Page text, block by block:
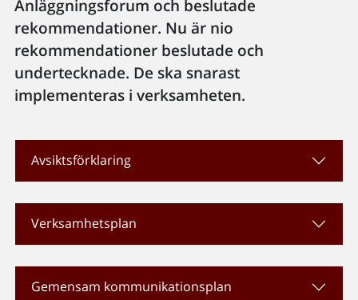
Anläggningsforum och beslutade
rekommendationer. Nu är nio
rekommendationer beslutade och
undertecknade. De ska snarast
implementeras i verksamheten.
Avsiktsförklaring
Verksamhetsplan
Gemensam kommunikationsplan